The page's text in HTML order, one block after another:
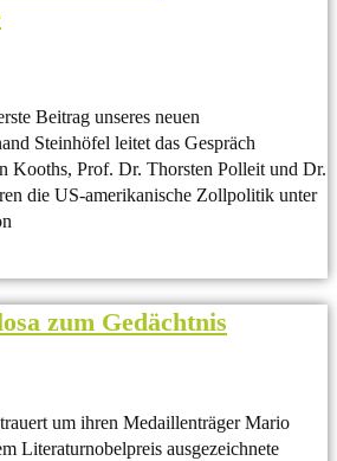
Beitrag unseres neuen
Steinhöfel leitet das Gespräch
Kooths, Prof. Dr. Thorsten Polleit und Dr.
die US-amerikanische Zollpolitik unter
zum Gedächtnis
um ihren Medaillenträger Mario
Literaturnobelpreis ausgezeichnete